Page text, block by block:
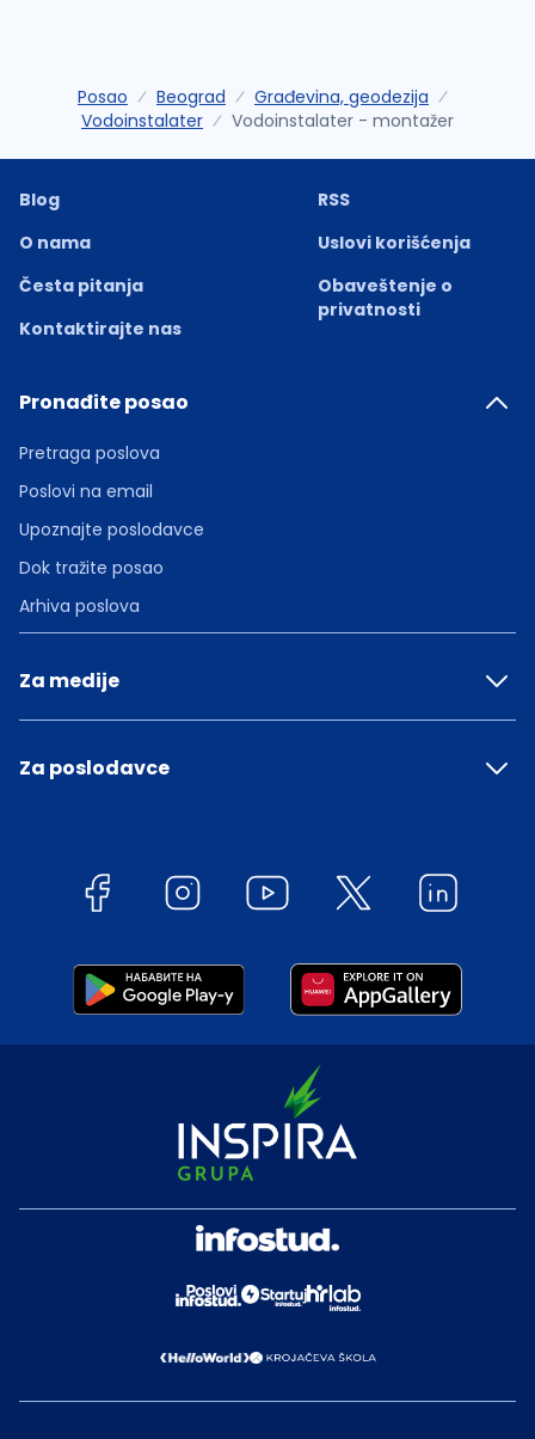
Posao Beograd
Građevina, geodezija
Vodoinstalater
Vodoinstalater - montažer
Blog
O nama
Česta pitanja
Kontaktirajte nas
RSS
Uslovi korišćenja
Obaveštenje o
privatnosti
Pronađite posao
Pretraga poslova
Poslovi na email
Upoznajte poslodavce
Dok tražite posao
Arhiva poslova
Za medije
Za poslodavce